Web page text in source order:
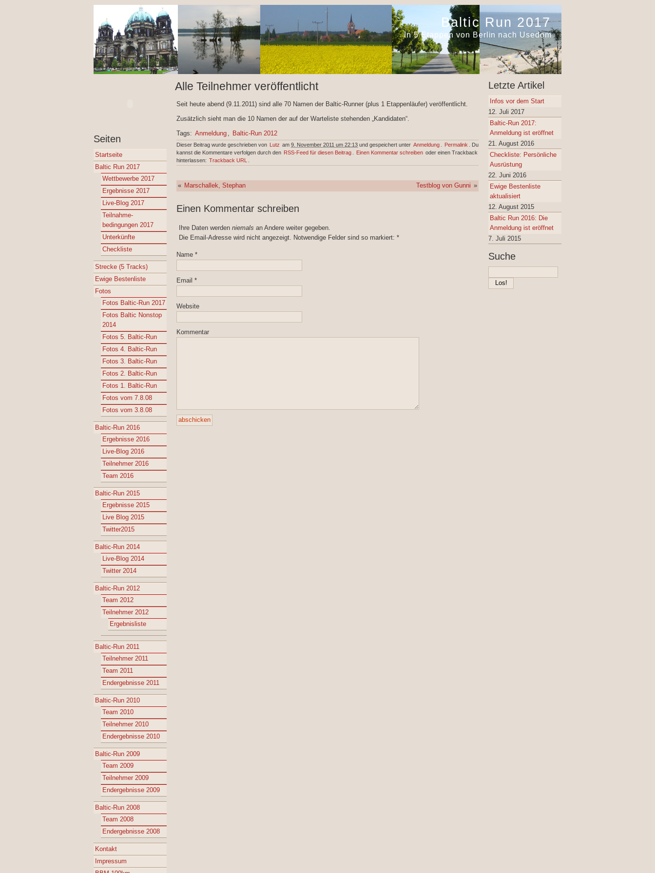
Baltic Run 2017
In 5 Etappen von Berlin nach Usedom
Seiten
Startseite
Baltic Run 2017
Wettbewerbe 2017
Ergebnisse 2017
Live-Blog 2017
Teilnahme-
bedingungen 2017
Unterkünfte
Checkliste
Strecke (5 Tracks)
Ewige Bestenliste
Fotos
Fotos Baltic-Run 2017
Fotos Baltic Nonstop
2014
Fotos 5. Baltic-Run
Fotos 4. Baltic-Run
Fotos 3. Baltic-Run
Fotos 2. Baltic-Run
Fotos 1. Baltic-Run
Fotos vom 7.8.08
Fotos vom 3.8.08
Baltic-Run 2016
Ergebnisse 2016
Live-Blog 2016
Teilnehmer 2016
Team 2016
Baltic-Run 2015
Ergebnisse 2015
Live Blog 2015
Twitter2015
Baltic-Run 2014
Live-Blog 2014
Twitter 2014
Baltic-Run 2012
Team 2012
Teilnehmer 2012
Ergebnisliste
Baltic-Run 2011
Teilnehmer 2011
Team 2011
Endergebnisse 2011
Baltic-Run 2010
Team 2010
Teilnehmer 2010
Endergebnisse 2010
Baltic-Run 2009
Team 2009
Teilnehmer 2009
Endergebnisse 2009
Baltic-Run 2008
Team 2008
Endergebnisse 2008
Kontakt
Impressum
Alle Teilnehmer veröffentlicht
Seit heute abend (9.11.2011) sind alle 70 Namen der Baltic-Runner (plus 1 Etappenläufer) veröffentlicht.
Zusätzlich sieht man die 10 Namen der auf der Warteliste stehenden „Kandidaten“.
Tags: Anmeldung , Baltic-Run 2012
Dieser Beitrag wurde geschrieben von Lutz am 9. November 2011 um 22:13 und gespeichert unter Anmeldung Permalink
. Du
kannst die Kommentare verfolgen durch den RSS-Feed für diesen Beitrag Einen Kommentar schreiben oder einen Trackback
hinterlassen: Trackback URL
« Marschallek, Stephan Testblog von Gunni »
Einen Kommentar schreiben
Ihre Daten werden niemals an Andere weiter gegeben.
Die Email-Adresse wird nicht angezeigt. Notwendige Felder sind so markiert: *
Name *
Email *
Website
Kommentar
Letzte Artikel
Infos vor dem Start
12. Juli 2017
Baltic-Run 2017:
Anmeldung ist eröffnet
21. August 2016
Checkliste: Persönliche
Ausrüstung
22. Juni 2016
Ewige Bestenliste
aktualisiert
12. August 2015
Baltic Run 2016: Die
Anmeldung ist eröffnet
7. Juli 2015
Suche